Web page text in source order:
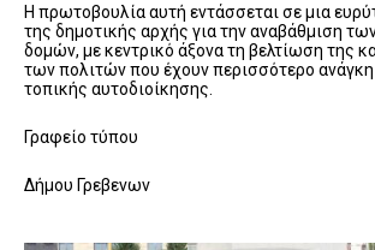
Η πρωτοβουλία αυτή εντάσσεται σε μια
της δημοτικής αρχής για την αναβάθμιση
δομών, με κεντρικό άξονα τη βελτίωση της
των πολιτών που έχουν περισσότερο ανάγκη
τοπικής αυτοδιοίκησης.
Γραφείο τύπου
Δήμου Γρεβενων